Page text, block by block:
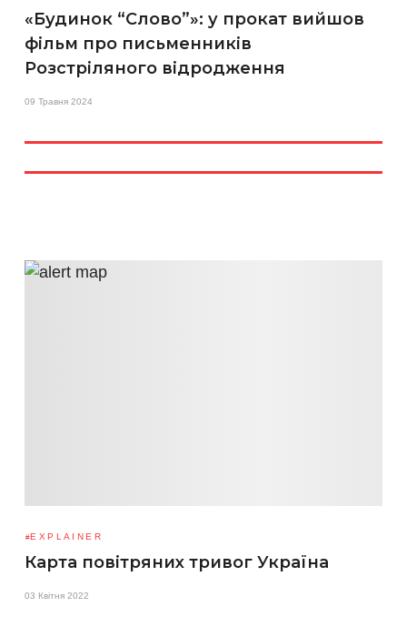
«Будинок “Слово”»: у прокат вийшов
фільм про письменників
Розстріляного відродження
09 Травня 2024
EXPLAINER
Карта повітряних тривог Україна
03 Квітня 2022